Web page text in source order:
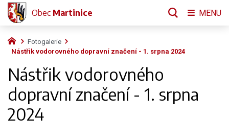
Fotogalerie
Nástřik vodorovného dopravní značení - 1. srpna 2024
Nástřik vodorovného
dopravní značení - 1. srpna
2024
Obec Martinice MENU